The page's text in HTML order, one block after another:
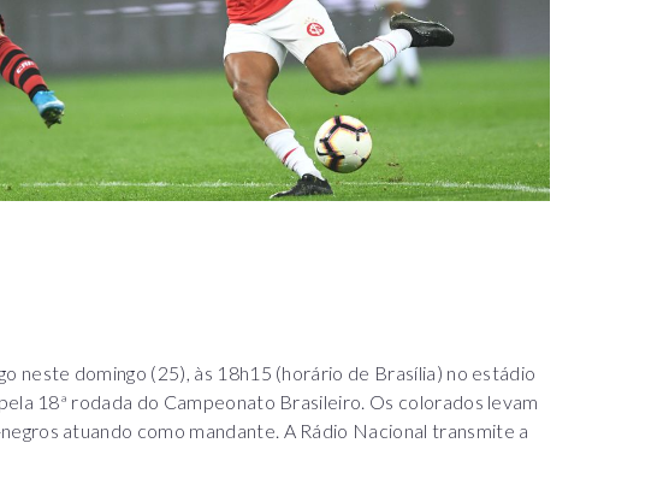
neste domingo (25), às 18h15 (horário de Brasília) no estádio
18ª rodada do Campeonato Brasileiro. Os colorados levam
atuando como mandante. A Rádio Nacional transmite a